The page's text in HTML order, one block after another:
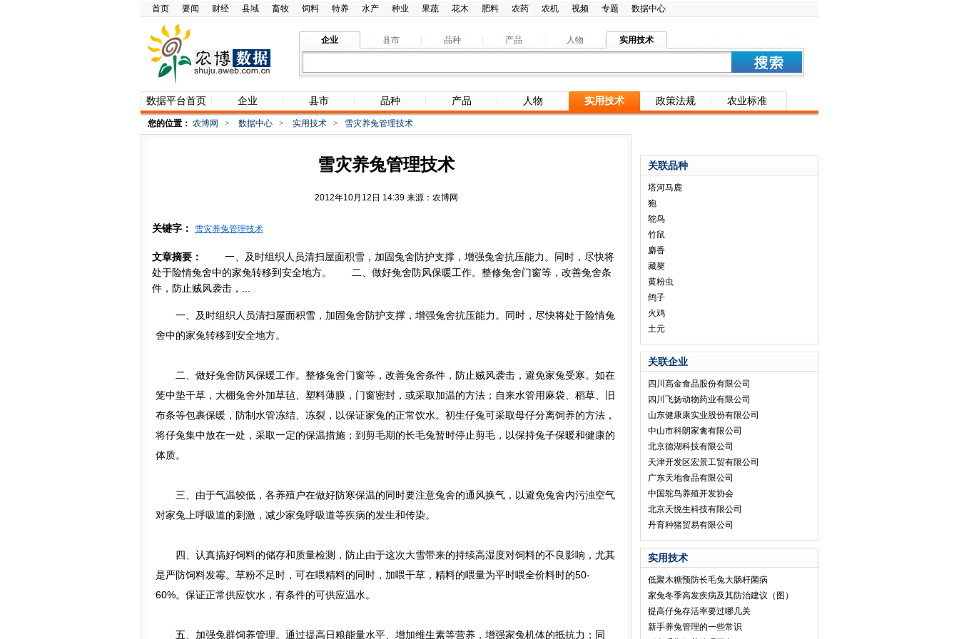
首页 要闻 财经 县域 畜牧 饲料 特养 水产 种业 果蔬 花木 肥料 农药 农机 视频 专题 数据中心
企业 县市 品种 产品 人物 实用技术
数据平台首页 企业 县市 品种 产品 人物 实用技术 政策法规 农业标准
您的位置： 农博网 > 数据中心 > 实用技术 > 雪灾养兔管理技术
雪灾养兔管理技术
2012年10月12日 14:39 来源：农博网
关键字： 雪灾养兔管理技术
文章摘要：
一、及时组织人员清扫屋面积雪，加固兔舍防护支撑，增强兔舍抗压能力。同时，尽快将
处于险情兔舍中的家兔转移到安全地方。 二、做好兔舍防风保暖工作。整修兔舍门窗等，改善兔舍条
件，防止贼风袭击，...
一、及时组织人员清扫屋面积雪，加固兔舍防护支撑，增强兔舍抗压能力。同时，尽快将处于险情兔
舍中的家兔转移到安全地方。
二、做好兔舍防风保暖工作。整修兔舍门窗等，改善兔舍条件，防止贼风袭击，避免家兔受寒。如在
笼中垫干草，大棚兔舍外加草毡、塑料薄膜，门窗密封，或采取加温的方法；自来水管用麻袋、稻草、旧
布条等包裹保暖，防制水管冻结、冻裂，以保证家兔的正常饮水。初生仔兔可采取母仔分离饲养的方法，
将仔兔集中放在一处，采取一定的保温措施；到剪毛期的长毛兔暂时停止剪毛，以保持兔子保暖和健康的
体质。
三、由于气温较低，各养殖户在做好防寒保温的同时要注意兔舍的通风换气，以避免兔舍内污浊空气
对家兔上呼吸道的刺激，减少家兔呼吸道等疾病的发生和传染。
四、认真搞好饲料的储存和质量检测，防止由于这次大雪带来的持续高湿度对饲料的不良影响，尤其
是严防饲料发霉。草粉不足时，可在喂精料的同时，加喂干草，精料的喂量为平时喂全价料时的50-
60%。保证正常供应饮水，有条件的可供应温水。
五、加强兔群饲养管理。通过提高日粮能量水平、增加维生素等营养，增强家兔机体的抵抗力；同
关联品种
塔河马鹿
狍
鸵鸟
竹鼠
麝香
藏獒
黄粉虫
鸽子
火鸡
土元
关联企业
四川高金食品股份有限公司
四川飞扬动物药业有限公司
山东健康康实业股份有限公司
中山市科朗家禽有限公司
北京德湖科技有限公司
天津开发区宏景工贸有限公司
广东天地食品有限公司
中国鸵鸟养殖开发协会
北京天悦生科技有限公司
丹育种猪贸易有限公司
实用技术
低聚木糖预防长毛兔大肠杆菌病
家兔冬季高发疾病及其防治建议（图）
提高仔兔存活率要过哪几关
新手养兔管理的一些常识